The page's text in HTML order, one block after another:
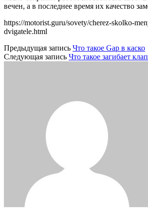
вечен, а в последнее время их качество
https://motorist.guru/sovety/cherez-skolko-
dvigatele.html
Предыдущая запись Что такое Gap в каско
Следующая запись Что такое загибает